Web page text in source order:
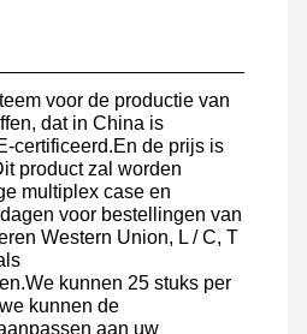
voor de productie van
dat in China is
certificeerd.En de prijs is
product zal worden
multiplex case en
voor bestellingen van
Western Union, L / C, T
kunnen 25 stuks per
kunnen de
aan uw